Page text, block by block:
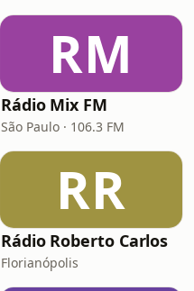
RM
Rádio Mix FM
São Paulo · 106.3 FM
RR
Rádio Roberto Carlos
Florianópolis